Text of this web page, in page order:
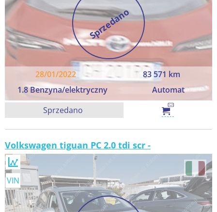
Sprzedano
28/01/2022
83 571 km
1.8 Benzyna/elektryczny
Automat
Sprzedano
Volkswagen tiguan PC 2.0 tdi scr -
VIN